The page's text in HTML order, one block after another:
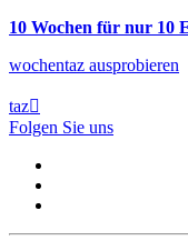
10 Wochen für nur 10
wochentaz ausprobieren
taz
Folgen Sie uns